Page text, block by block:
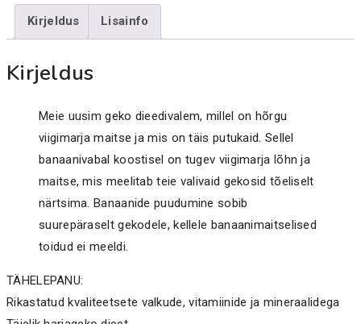
and
Insects
Kirjeldus Lisainfo
Kirjeldus
Meie uusim geko dieedivalem, millel on hõrgu
viigimarja maitse ja mis on täis putukaid. Sellel
banaanivabal koostisel on tugev viigimarja lõhn ja
maitse, mis meelitab teie valivaid gekosid tõeliselt
närtsima. Banaanide puudumine sobib
suurepäraselt gekodele, kellele banaanimaitselised
toidud ei meeldi.
TÄHELEPANU:
Rikastatud kvaliteetsete valkude, vitamiinide ja mineraalidega